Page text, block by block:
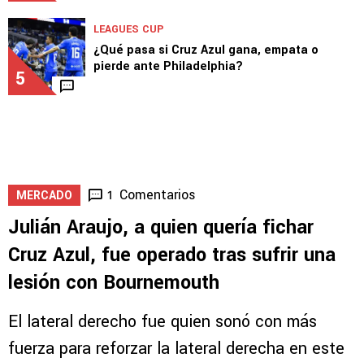
5
LEAGUES CUP
¿Qué pasa si Cruz Azul gana, empata o
pierde ante Philadelphia?
MERCADO 1 Comentarios
Julián Araujo, a quien quería fichar
Cruz Azul, fue operado tras sufrir una
lesión con Bournemouth
El lateral derecho fue quien sonó con más
fuerza para reforzar la lateral derecha en este